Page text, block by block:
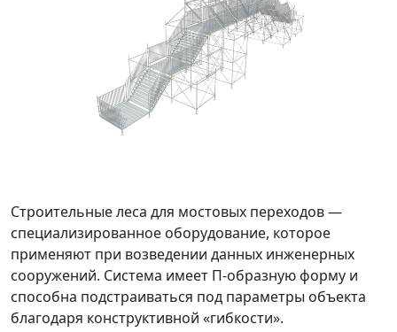
Строительные леса для мостовых переходов —
специализированное оборудование, которое
применяют при возведении данных инженерных
сооружений. Система имеет П-образную форму и
способна подстраиваться под параметры объекта
благодаря конструктивной «гибкости».